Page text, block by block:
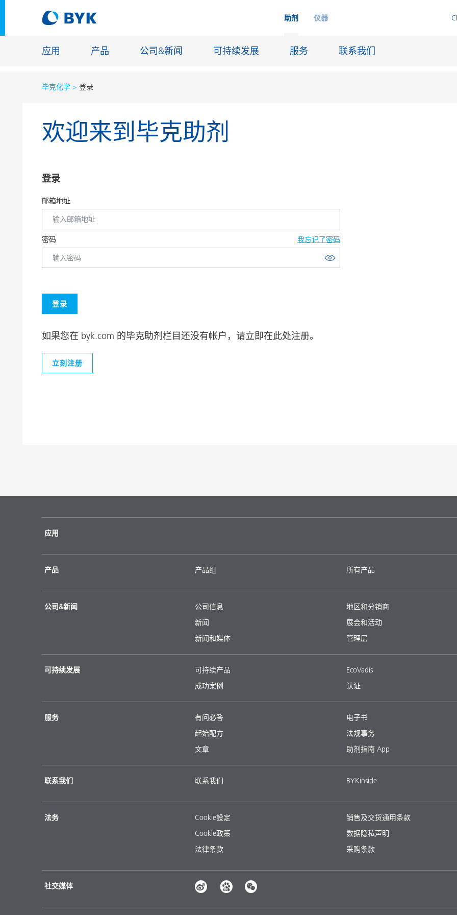
助剂 仪器
应用 产品 公司&新闻 可持续发展 服务 联系我们
按应用推荐产品
按应用推荐产品
汽车原厂漆
汽车修补漆
罐头涂料
膨润土催化剂
卷材涂料
建筑化学品
毕克化学 登录
欢迎来到毕克助剂
登录
邮箱地址
密码 我忘记了密码
如果您在 byk.com 的毕克助剂栏目还没有帐户，请立即在此处注册。
立刻注册
应用
产品 产品组 所有产品
公司&新闻
公司信息
新闻
新闻和媒体
地区和分销商
展会和活动
管理层
可持续发展
可持续产品
成功案例
EcoVadis
认证
服务
有问必答
起始配方
文章
电子书
法规事务
助剂指南 App
联系我们 联系我们 BYKinside
法务
Cookie設定
Cookie政策
法律条款
销售及交货通用条款
数据隐私声明
采购条款
社交媒体